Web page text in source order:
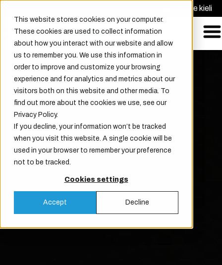
This website stores cookies on your computer.
These cookies are used to collect information
about how you interact with our website and allow
us to remember you. We use this information in
order to improve and customize your browsing
experience and for analytics and metrics about our
visitors both on this website and other media. To
find out more about the cookies we use, see our
Privacy Policy.
If you decline, your information won’t be tracked
when you visit this website. A single cookie will be
used in your browser to remember your preference
not to be tracked.
Cookies settings
Accept Decline
Valitse kieli